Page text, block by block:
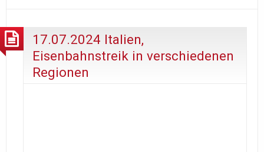
17.07.2024 Italien,
Eisenbahnstreik in verschiedenen
Regionen